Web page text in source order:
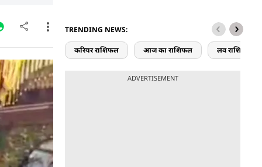
के लिए
सुरक्षा
TRENDING NEWS:
करियर राशिफल आज का राशिफल लव राशिफल
ADVERTISEMENT